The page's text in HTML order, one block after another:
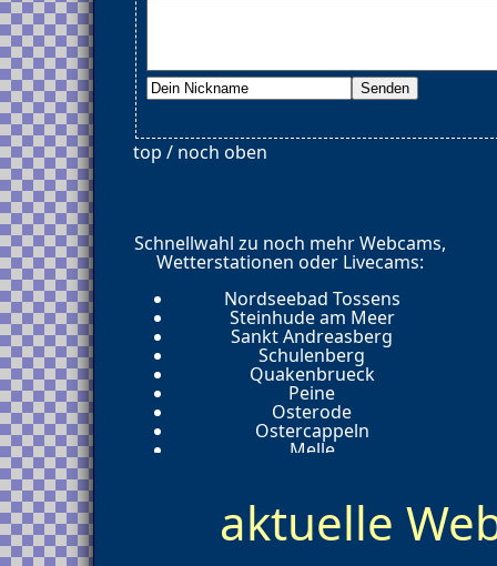
top / noch oben
Schnellwahl zu noch mehr Webcams,
Wetterstationen oder Livecams:
Nordseebad Tossens
Steinhude am Meer
Sankt Andreasberg
Schulenberg
Quakenbrueck
Peine
Osterode
Ostercappeln
Melle
Lerbach
Lembruch
Leer
aktuelle